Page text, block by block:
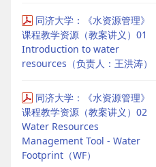
同济大学：《水资源管理》
课程教学资源（教案讲义）01
Introduction to water
resources（负责人：王洪涛）
同济大学：《水资源管理》
课程教学资源（教案讲义）02
Water Resources
Management Tool - Water
Footprint（WF）